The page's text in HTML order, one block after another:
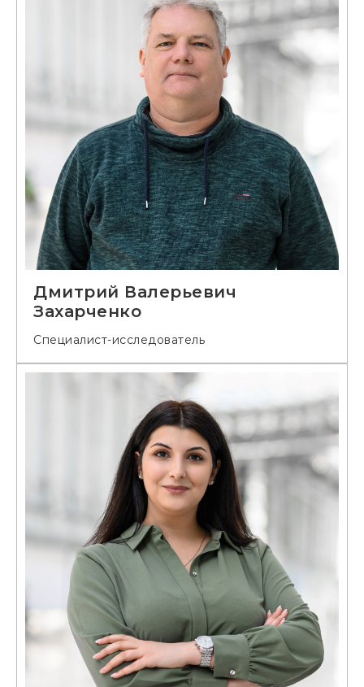
Дмитрий Валерьевич
Захарченко
Специалист-исследователь